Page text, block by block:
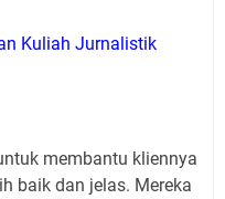
Kuliah Jurnalistik
membantu kliennya
baik dan jelas. Mereka